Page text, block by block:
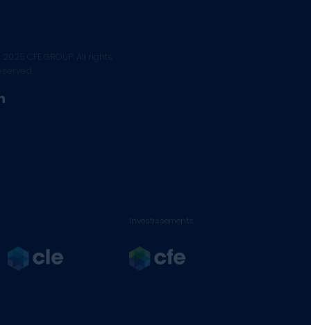
Investissements